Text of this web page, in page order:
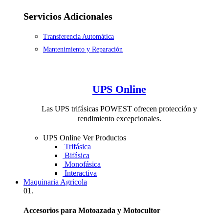
Servicios Adicionales
Transferencia Automática
Mantenimiento y Reparación
UPS Online
Las UPS trifásicas POWEST ofrecen protección y
rendimiento excepcionales.
UPS Online Ver Productos
Trifásica
Bifásica
Monofásica
Interactiva
Maquinaria Agricola
01.
Accesorios para Motoazada y Motocultor